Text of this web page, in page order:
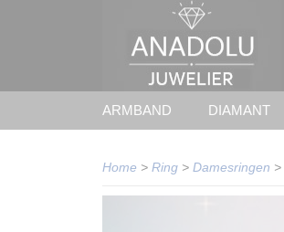
ARMBAND DIAMANT
Home > Ring > Damesringen >